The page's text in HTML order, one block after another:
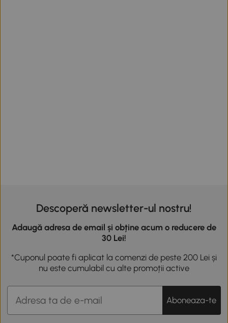
Descoperă newsletter-ul nostru!
Adaugă adresa de email și obține acum o reducere de
30 Lei!
*Cuponul poate fi aplicat la comenzi de peste 200 Lei și
nu este cumulabil cu alte promoții active
Aboneaza-te